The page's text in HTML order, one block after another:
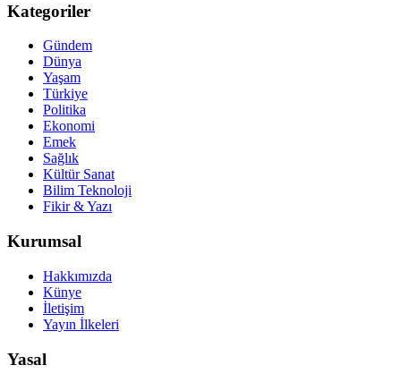
Kategoriler
Gündem
Dünya
Yaşam
Türkiye
Politika
Ekonomi
Emek
Sağlık
Kültür Sanat
Bilim Teknoloji
Fikir & Yazı
Kurumsal
Hakkımızda
Künye
İletişim
Yayın İlkeleri
Yasal